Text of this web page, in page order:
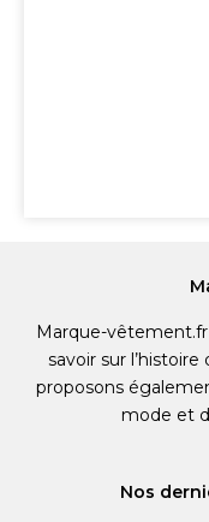
Marque-
savoir sur
proposons
mode et
Nos